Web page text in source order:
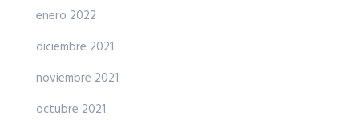
enero 2022
diciembre 2021
noviembre 2021
octubre 2021